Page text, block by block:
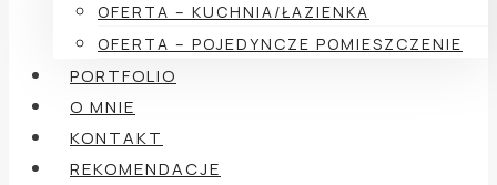
OFERTA – KUCHNIA/ŁAZIENKA
OFERTA – POJEDYNCZE POMIESZCZENIE
PORTFOLIO
O MNIE
KONTAKT
REKOMENDACJE